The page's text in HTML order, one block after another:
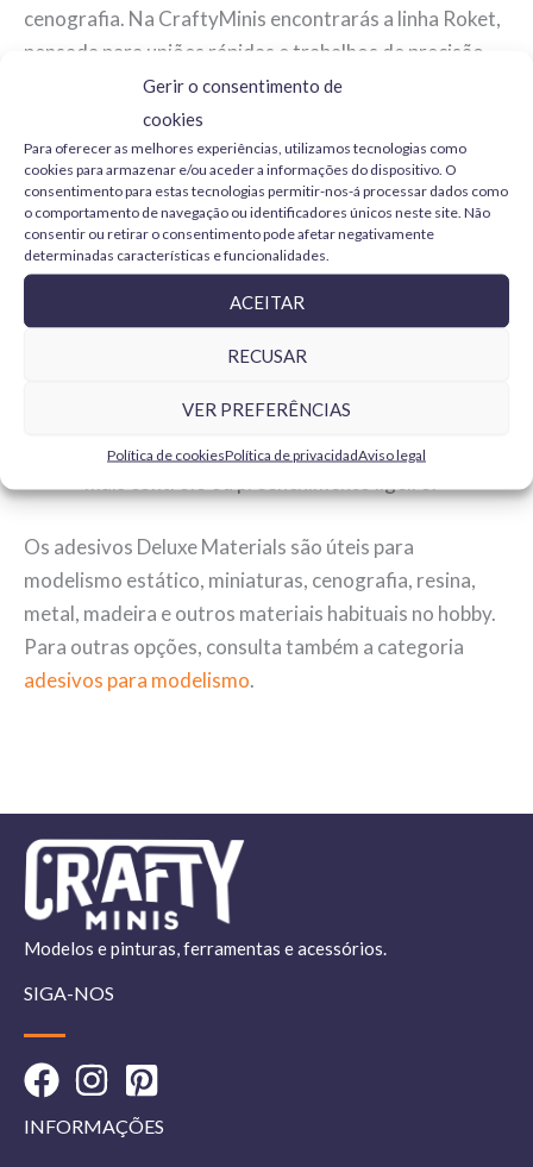
Gerir o consentimento de
cookies
Para oferecer as melhores experiências, utilizamos tecnologias como
cookies para armazenar e/ou aceder a informações do dispositivo. O
consentimento para estas tecnologias permitir-nos-á processar dados como
o comportamento de navegação ou identificadores únicos neste site. Não
consentir ou retirar o consentimento pode afetar negativamente
determinadas características e funcionalidades.
ACEITAR
RECUSAR
VER PREFERÊNCIAS
Política de cookiesPolítica de privacidadAviso legal
cenografia. Na CraftyMinis encontrarás a linha Roket,
pensada para uniões rápidas e trabalhos de precisão.
Que adesivo Deluxe
Materials escolher
Roket Hot:cianoacrilato muito fluido para
juntas finas, peças pequenas e aplicações onde
importa uma penetração rápida.
opção equilibrada para montagem
geral, com um pouco mais de corpo e boa
Roket Max:adesivo de maior viscosidade para
uniões com mais folga, peças que precisam de
mais controlo ou preenchimento ligeiro.
Os adesivos Deluxe Materials são úteis para
modelismo estático, miniaturas, cenografia, resina,
metal, madeira e outros materiais habituais no hobby.
Para outras opções, consulta também a categoria
adesivos para modelismo.
Modelos e pinturas, ferramentas e acessórios.
SIGA-NOS
INFORMAÇÕES